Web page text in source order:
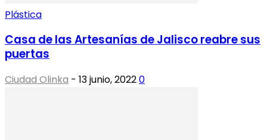
Plástica
Casa de las Artesanías de Jalisco reabre sus
puertas
Ciudad Olinka - 13 junio, 20220